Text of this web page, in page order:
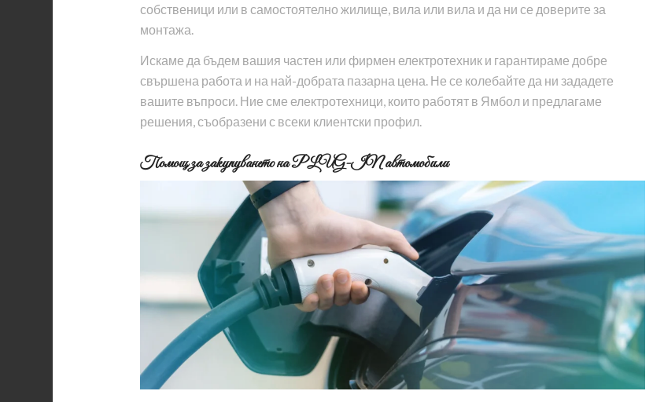
собственици или в самостоятелно жилище, вила или вила и да ни се доверите за
монтажа.
Искаме да бъдем вашия частен или фирмен електротехник и гарантираме добре
свършена работа и на най-добрата пазарна цена. Не се колебайте да ни зададете
вашите въпроси. Ние сме електротехници, които работят в Ямбол и предлагаме
решения, съобразени с всеки клиентски профил.
Помощ за закупуването на PLUG-IN автомобили